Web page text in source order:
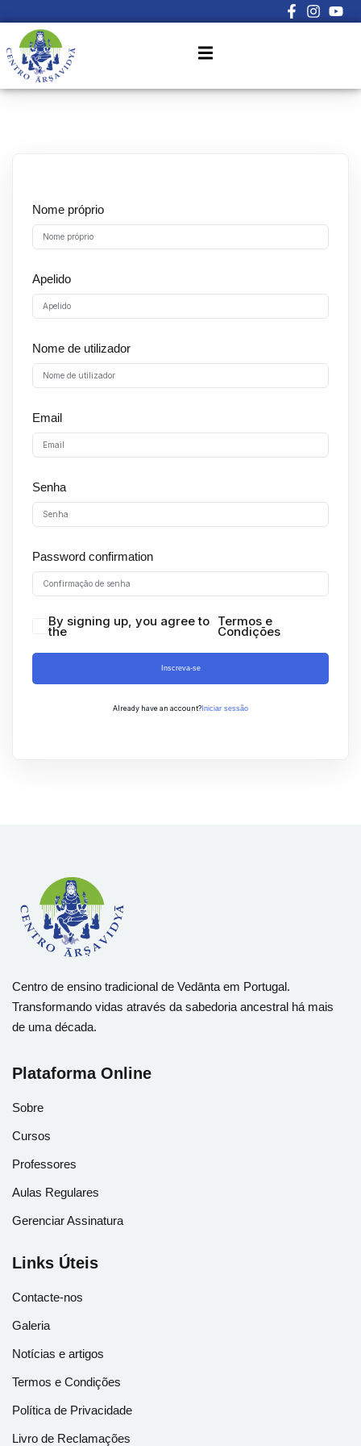
Nome próprio
Apelido
Nome de utilizador
Email
Senha
Password confirmation
By signing up, you agree to
the
Termos e
Condições
Inscreva-se
Already have an account? Iniciar sessão
Centro de ensino tradicional de Vedānta em Portugal.
Transformando vidas através da sabedoria ancestral há mais
de uma década.
Plataforma Online
Sobre
Cursos
Professores
Aulas Regulares
Gerenciar Assinatura
Links Úteis
Contacte-nos
Galeria
Notícias e artigos
Termos e Condições
Política de Privacidade
Livro de Reclamações
Sign in
Remember me